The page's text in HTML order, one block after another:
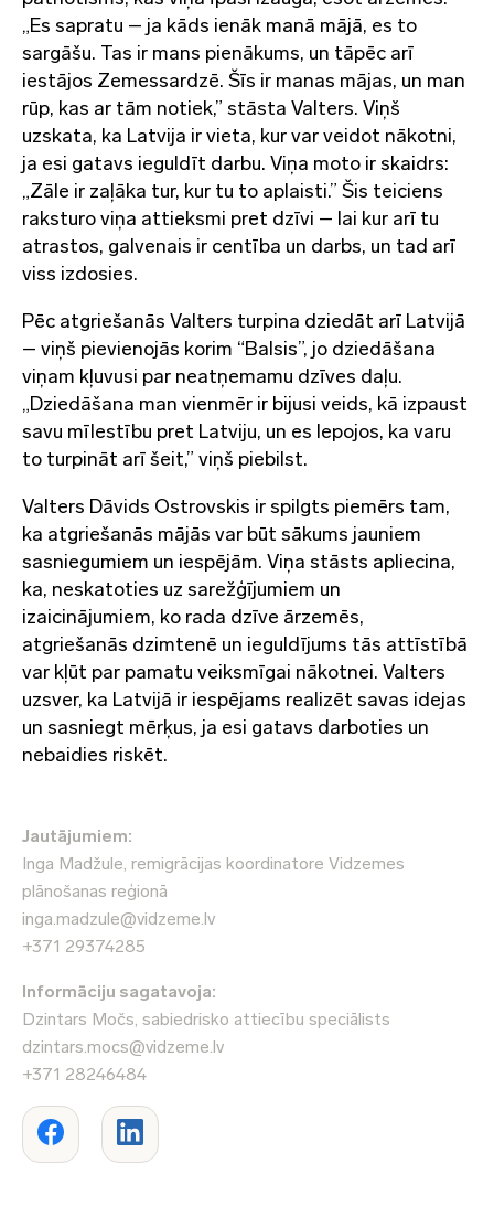
„Es sapratu – ja kāds ienāk manā mājā, es to
sargāšu. Tas ir mans pienākums, un tāpēc arī
iestājos Zemessardzē. Šīs ir manas mājas, un man
rūp, kas ar tām notiek,” stāsta Valters​. Viņš
uzskata, ka Latvija ir vieta, kur var veidot nākotni,
ja esi gatavs ieguldīt darbu. Viņa moto ir skaidrs:
„Zāle ir zaļāka tur, kur tu to aplaisti.” Šis teiciens
raksturo viņa attieksmi pret dzīvi – lai kur arī tu
atrastos, galvenais ir centība un darbs, un tad arī
viss izdosies​.
Pēc atgriešanās Valters turpina dziedāt arī Latvijā
– viņš pievienojās korim “Balsis”, jo dziedāšana
viņam kļuvusi par neatņemamu dzīves daļu.
„Dziedāšana man vienmēr ir bijusi veids, kā izpaust
savu mīlestību pret Latviju, un es lepojos, ka varu
to turpināt arī šeit,” viņš piebilst.
Valters Dāvids Ostrovskis ir spilgts piemērs tam,
ka atgriešanās mājās var būt sākums jauniem
sasniegumiem un iespējām. Viņa stāsts apliecina,
ka, neskatoties uz sarežģījumiem un
izaicinājumiem, ko rada dzīve ārzemēs,
atgriešanās dzimtenē un ieguldījums tās attīstībā
var kļūt par pamatu veiksmīgai nākotnei. Valters
uzsver, ka Latvijā ir iespējams realizēt savas idejas
un sasniegt mērķus, ja esi gatavs darboties un
nebaidies riskēt.
Jautājumiem:
Inga Madžule, remigrācijas koordinatore Vidzemes
plānošanas reģionā
inga.madzule@vidzeme.lv
+371 29374285
Informāciju sagatavoja:
Dzintars Močs, sabiedrisko attiecību speciālists
dzintars.mocs@vidzeme.lv
+371 28246484